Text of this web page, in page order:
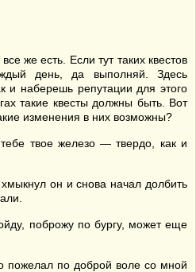
же есть. Если тут таких квестов
день, да выполняй. Здесь
наберешь репутации для этого
такие квесты должны быть. Вот
изменения в них возможны?
твое железо — твердо, как и
он и снова начал долбить
поброжу по бургу, может еще
пожелал по доброй воле со мной